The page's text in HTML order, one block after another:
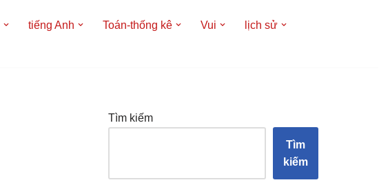
tiếng Anh Toán-thống kê Vui
lịch sử
Tìm kiếm
Tìm
kiếm